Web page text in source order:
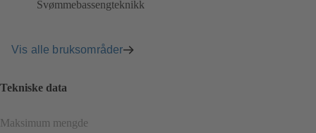
Svømmebassengteknikk
Vis alle bruksområder
Tekniske data
Maksimum mengde